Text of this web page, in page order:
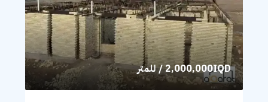
2,000,000IQD/ للمتر